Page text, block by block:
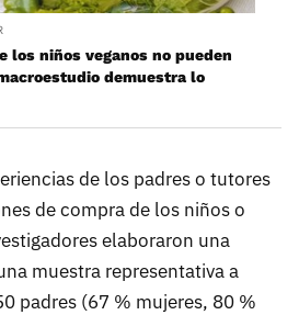
los niños veganos no pueden
demuestra lo
de los padres o tutores
de compra de los niños o
elaboraron una
muestra representativa a
padres (67 % mujeres, 80 %